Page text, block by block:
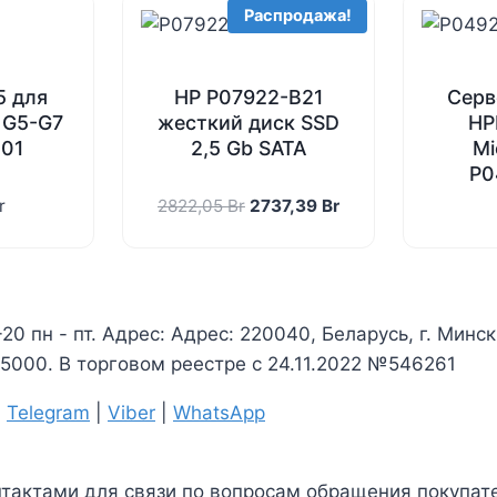
для
G7
Распродажа!
HP P07922-B21
жесткий диск SSD
2,5 Gb SATA
2822,05Br Первоначальная
2737,39 BrТекущая
пн - пт. Адрес: Адрес: 220040, Беларусь, г.
В торговом реестре с 24.11.2022 №546261
Telegram Viber WhatsApp
для связи по вопросам обращения